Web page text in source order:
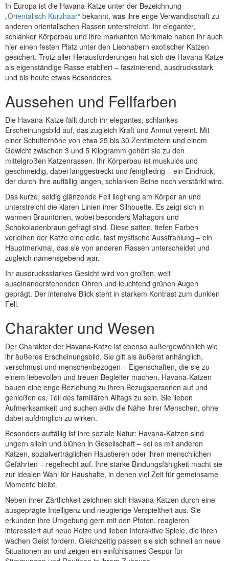
In Europa ist die Havana-Katze unter der Bezeichnung
„Orientalisch Kurzhaar“ bekannt, was ihre enge Verwandtschaft zu
anderen orientalischen Rassen unterstreicht. Ihr eleganter,
schlanker Körperbau und ihre markanten Merkmale haben ihr auch
hier einen festen Platz unter den Liebhabern exotischer Katzen
gesichert. Trotz aller Herausforderungen hat sich die Havana-Katze
als eigenständige Rasse etabliert – faszinierend, ausdrucksstark
und bis heute etwas Besonderes.
Aussehen und Fellfarben
Die Havana-Katze fällt durch ihr elegantes, schlankes
Erscheinungsbild auf, das zugleich Kraft und Anmut vereint. Mit
einer Schulterhöhe von etwa 25 bis 30 Zentimetern und einem
Gewicht zwischen 3 und 5 Kilogramm gehört sie zu den
mittelgroßen Katzenrassen. Ihr Körperbau ist muskulös und
geschmeidig, dabei langgestreckt und feingliedrig – ein Eindruck,
der durch ihre auffällig langen, schlanken Beine noch verstärkt wird.
Das kurze, seidig glänzende Fell liegt eng am Körper an und
unterstreicht die klaren Linien ihrer Silhouette. Es zeigt sich in
warmen Brauntönen, wobei besonders Mahagoni und
Schokoladenbraun gefragt sind. Diese satten, tiefen Farben
verleihen der Katze eine edle, fast mystische Ausstrahlung – ein
Hauptmerkmal, das sie von anderen Rassen unterscheidet und
zugleich namensgebend war.
Ihr ausdrucksstarkes Gesicht wird von großen, weit
auseinanderstehenden Ohren und leuchtend grünen Augen
geprägt. Der intensive Blick steht in starkem Kontrast zum dunklen
Fell.
Charakter und Wesen
Der Charakter der Havana-Katze ist ebenso außergewöhnlich wie
ihr äußeres Erscheinungsbild. Sie gilt als äußerst anhänglich,
verschmust und menschenbezogen – Eigenschaften, die sie zu
einem liebevollen und treuen Begleiter machen. Havana-Katzen
bauen eine enge Beziehung zu ihren Bezugspersonen auf und
genießen es, Teil des familiären Alltags zu sein. Sie lieben
Aufmerksamkeit und suchen aktiv die Nähe ihrer Menschen, ohne
dabei aufdringlich zu wirken.
Besonders auffällig ist ihre soziale Natur: Havana-Katzen sind
ungern allein und blühen in Gesellschaft – sei es mit anderen
Katzen, sozialverträglichen Haustieren oder ihren menschlichen
Gefährten – regelrecht auf. Ihre starke Bindungsfähigkeit macht sie
zur idealen Wahl für Haushalte, in denen viel Zeit für gemeinsame
Momente bleibt.
Neben ihrer Zärtlichkeit zeichnen sich Havana-Katzen durch eine
ausgeprägte Intelligenz und neugierige Verspieltheit aus. Sie
erkunden ihre Umgebung gern mit den Pfoten, reagieren
interessiert auf neue Reize und lieben interaktive Spiele, die ihren
wachen Geist fordern. Gleichzeitig passen sie sich schnell an neue
Situationen an und zeigen ein einfühlsames Gespür für